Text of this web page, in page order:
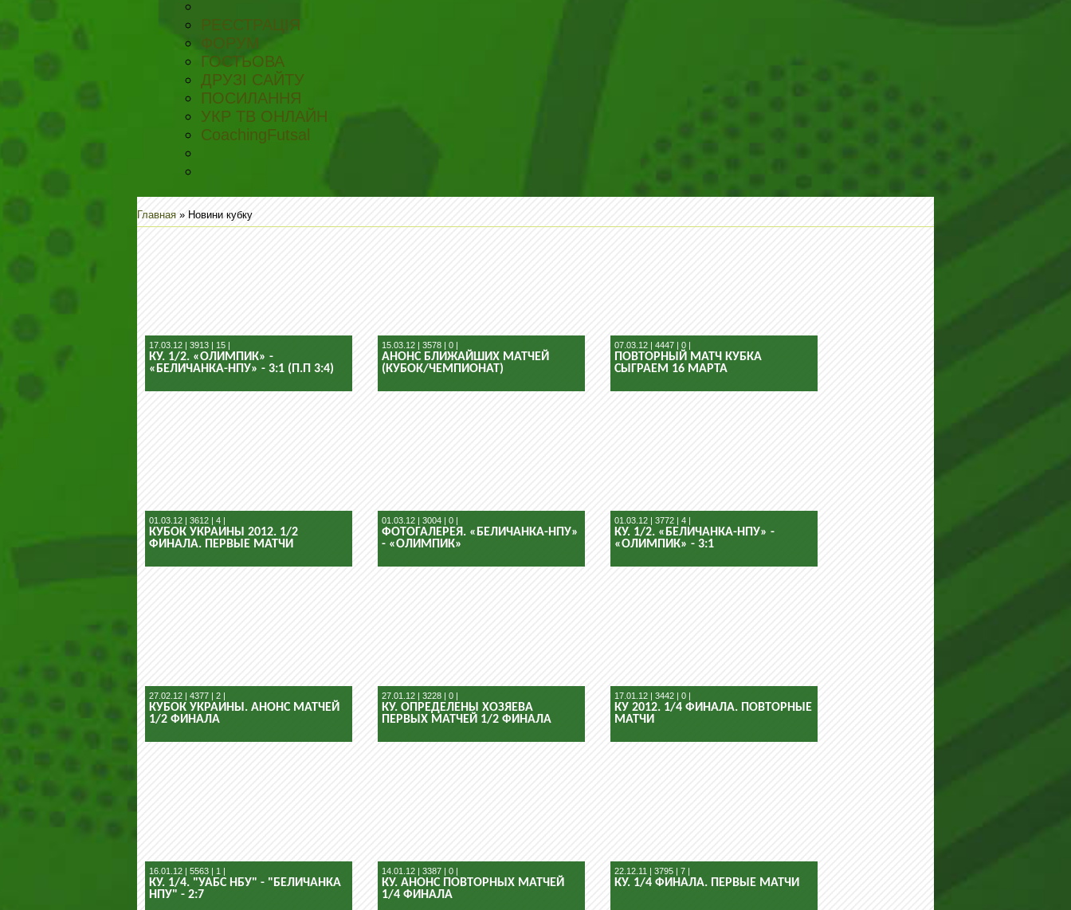
РЕЄСТРАЦІЯ
ФОРУМ
ГОСТЬОВА
ДРУЗІ САЙТУ
ПОСИЛАННЯ
УКР ТВ ОНЛАЙН
CoachingFutsal
Главная » Новини кубку
17.03.12 | 3913 | 15 |
КУ. 1/2. «ОЛИМПИК» -
«БЕЛИЧАНКА-НПУ» - 3:1 (П.П 3:4)
15.03.12 | 3578 | 0 |
АНОНС БЛИЖАЙШИХ МАТЧЕЙ
(КУБОК/ЧЕМПИОНАТ)
07.03.12 | 4447 | 0 |
ПОВТОРНЫЙ МАТЧ КУБКА
СЫГРАЕМ 16 МАРТА
01.03.12 | 3612 | 4 |
КУБОК УКРАИНЫ 2012. 1/2
ФИНАЛА. ПЕРВЫЕ МАТЧИ
01.03.12 | 3004 | 0 |
ФОТОГАЛЕРЕЯ. «БЕЛИЧАНКА-НПУ»
- «ОЛИМПИК»
01.03.12 | 3772 | 4 |
КУ. 1/2. «БЕЛИЧАНКА-НПУ» -
«ОЛИМПИК» - 3:1
27.02.12 | 4377 | 2 |
КУБОК УКРАИНЫ. АНОНС МАТЧЕЙ
1/2 ФИНАЛА
27.01.12 | 3228 | 0 |
КУ. ОПРЕДЕЛЕНЫ ХОЗЯЕВА
ПЕРВЫХ МАТЧЕЙ 1/2 ФИНАЛА
17.01.12 | 3442 | 0 |
КУ 2012. 1/4 ФИНАЛА. ПОВТОРНЫЕ
МАТЧИ
16.01.12 | 5563 | 1 |
КУ. 1/4. "УАБС НБУ" - "БЕЛИЧАНКА
НПУ" - 2:7
14.01.12 | 3387 | 0 |
КУ. АНОНС ПОВТОРНЫХ МАТЧЕЙ
1/4 ФИНАЛА
22.12.11 | 3795 | 7 |
КУ. 1/4 ФИНАЛА. ПЕРВЫЕ МАТЧИ